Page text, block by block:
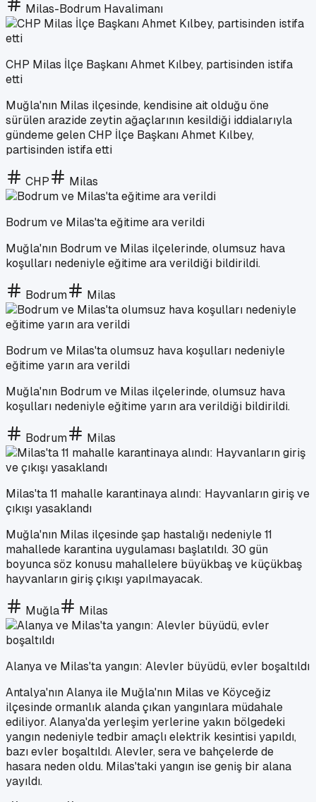
Milas-Bodrum Havalimanı
CHP Milas İlçe Başkanı Ahmet Kılbey, partisinden istifa
etti
Muğla'nın Milas ilçesinde, kendisine ait olduğu öne
sürülen arazide zeytin ağaçlarının kesildiği iddialarıyla
gündeme gelen CHP İlçe Başkanı Ahmet Kılbey,
partisinden istifa etti
CHP Milas
Bodrum ve Milas'ta eğitime ara verildi
Muğla'nın Bodrum ve Milas ilçelerinde, olumsuz hava
koşulları nedeniyle eğitime ara verildiği bildirildi.
Bodrum Milas
Bodrum ve Milas'ta olumsuz hava koşulları nedeniyle
eğitime yarın ara verildi
Muğla'nın Bodrum ve Milas ilçelerinde, olumsuz hava
koşulları nedeniyle eğitime yarın ara verildiği bildirildi.
Bodrum Milas
Milas'ta 11 mahalle karantinaya alındı: Hayvanların giriş ve
çıkışı yasaklandı
Muğla'nın Milas ilçesinde şap hastalığı nedeniyle 11
mahallede karantina uygulaması başlatıldı. 30 gün
boyunca söz konusu mahallelere büyükbaş ve küçükbaş
hayvanların giriş çıkışı yapılmayacak.
Muğla Milas
Alanya ve Milas'ta yangın: Alevler büyüdü, evler boşaltıldı
Antalya'nın Alanya ile Muğla'nın Milas ve Köyceğiz
ilçesinde ormanlık alanda çıkan yangınlara müdahale
ediliyor. Alanya'da yerleşim yerlerine yakın bölgedeki
yangın nedeniyle tedbir amaçlı elektrik kesintisi yapıldı,
bazı evler boşaltıldı. Alevler, sera ve bahçelerde de
hasara neden oldu. Milas'taki yangın ise geniş bir alana
yayıldı.